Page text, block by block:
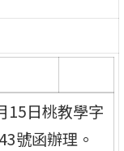
15日桃教學字
號函辦理。